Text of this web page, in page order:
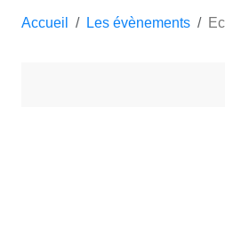
Accueil Les évènements